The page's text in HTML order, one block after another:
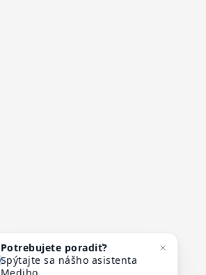
Potrebujete poradiť?
Spýtajte sa nášho asistenta
Mediho.